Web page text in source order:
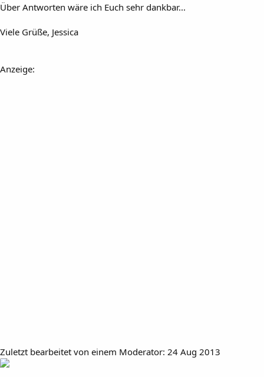
Über Antworten wäre ich Euch sehr dankbar...
Viele Grüße, Jessica
Anzeige:
Zuletzt bearbeitet von einem Moderator: 24 Aug 2013